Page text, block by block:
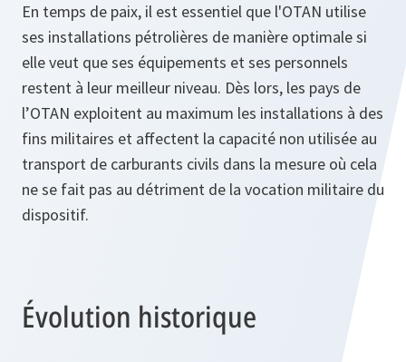
En temps de paix, il est essentiel que l'OTAN utilise
ses installations pétrolières de manière optimale si
elle veut que ses équipements et ses personnels
restent à leur meilleur niveau. Dès lors, les pays de
l’OTAN exploitent au maximum les installations à des
fins militaires et affectent la capacité non utilisée au
transport de carburants civils dans la mesure où cela
ne se fait pas au détriment de la vocation militaire du
dispositif.
Évolution historique